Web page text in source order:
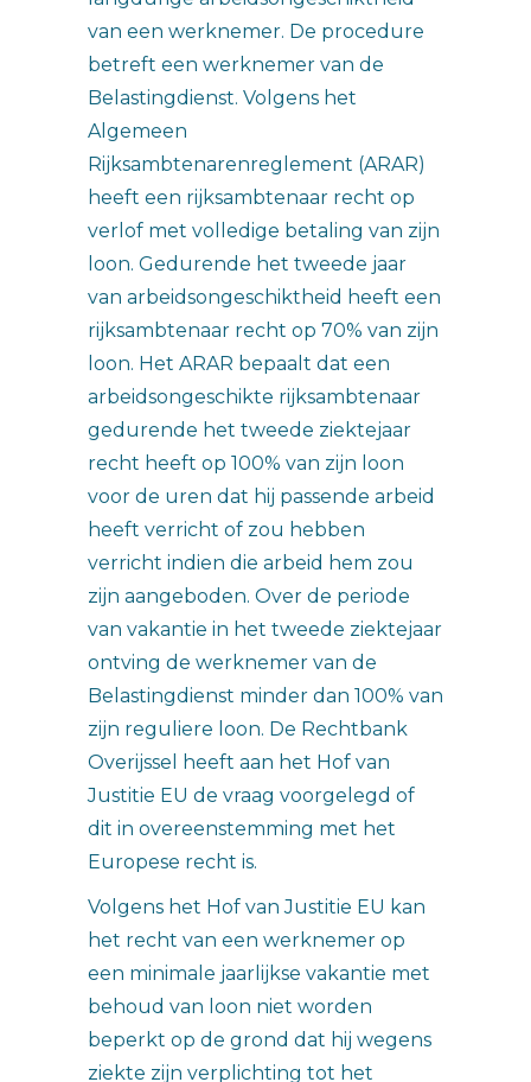
van een werknemer. De procedure
betreft een werknemer van de
Belastingdienst. Volgens het
Algemeen
Rijksambtenarenreglement (ARAR)
heeft een rijksambtenaar recht op
verlof met volledige betaling van zijn
loon. Gedurende het tweede jaar
van arbeidsongeschiktheid heeft een
rijksambtenaar recht op 70% van zijn
loon. Het ARAR bepaalt dat een
arbeidsongeschikte rijksambtenaar
gedurende het tweede ziektejaar
recht heeft op 100% van zijn loon
voor de uren dat hij passende arbeid
heeft verricht of zou hebben
verricht indien die arbeid hem zou
zijn aangeboden. Over de periode
van vakantie in het tweede ziektejaar
ontving de werknemer van de
Belastingdienst minder dan 100% van
zijn reguliere loon. De Rechtbank
Overijssel heeft aan het Hof van
Justitie EU de vraag voorgelegd of
dit in overeenstemming met het
Europese recht is.
Volgens het Hof van Justitie EU kan
het recht van een werknemer op
een minimale jaarlijkse vakantie met
behoud van loon niet worden
beperkt op de grond dat hij wegens
ziekte zijn verplichting tot het